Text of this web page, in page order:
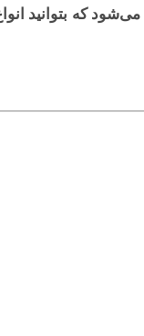
که بتوانید انواع